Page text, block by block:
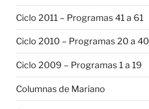
Ciclo 2011 – Programas 41 a 61
Ciclo 2010 – Programas 20 a 40
Ciclo 2009 – Programas 1 a 19
Columnas de Mariano